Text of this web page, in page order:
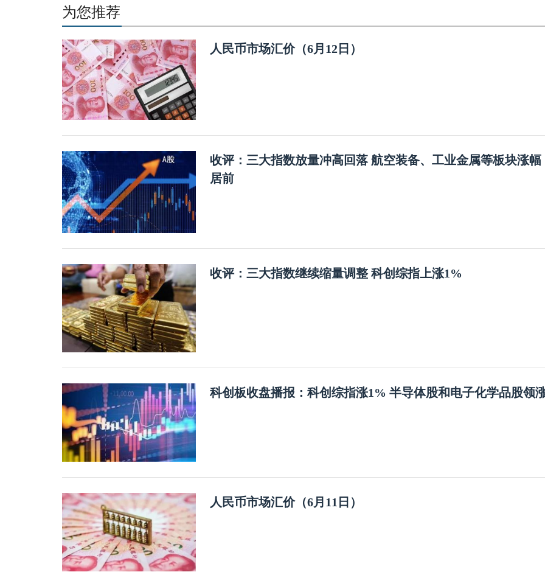
为您推荐
人民币市场汇价（6月12日）
收评：三大指数放量冲高回落 航空装备、工业金属等板块涨幅
居前
收评：三大指数继续缩量调整 科创综指上涨1%
科创板收盘播报：科创综指涨1% 半导体股和电子化学品股领
人民币市场汇价（6月11日）